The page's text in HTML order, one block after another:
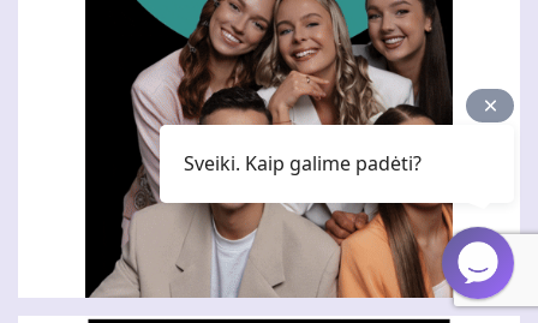
Sveiki. Kaip galime padėti?